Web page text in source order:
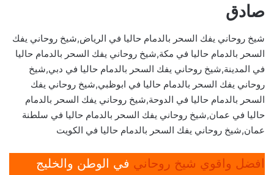
صادق
شيخ روحاني يفك السحر بالدمام حاليا في الرياض,شيخ روحاني يفك
السحر بالدمام حاليا في مكة,شيخ روحاني يفك السحر بالدمام حاليا
في المدينة,شيخ روحاني يفك السحر بالدمام حاليا في دبي,شيخ
روحاني يفك السحر بالدمام حاليا في ابوظبي,شيخ روحاني يفك
السحر بالدمام حاليا في الدوحة,شيخ روحاني يفك السحر بالدمام
حاليا في عمان,شيخ روحاني يفك السحر بالدمام حاليا في سلطنة
عمان,شيخ روحاني يفك السحر بالدمام حاليا في الكويت
افضل واقوي شيخ روحاني في الوطن والخليج